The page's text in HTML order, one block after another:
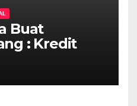
Buat
: Kredit
Hari